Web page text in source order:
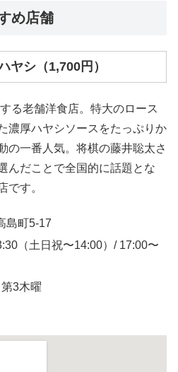
め店舗
シ（1,700円）
る老舗洋食店。特大のロース
濃厚ハヤシソースをたっぷりか
の一番人気。将棋の藤井聡太さ
んだことで全国的に話題とな
です。
島町5-17
（土日祝〜14:00）/ 17:00〜
3木曜